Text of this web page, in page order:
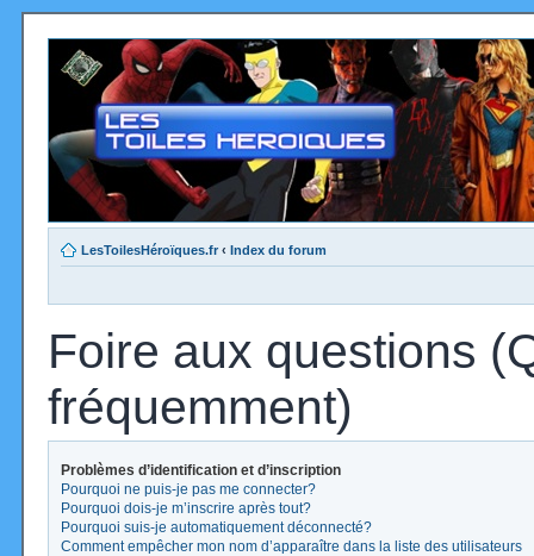
LesToilesHéroïques.fr ‹ Index du forum
Foire aux questions
fréquemment)
Problèmes d’identification et d’inscription
Pourquoi ne puis-je pas me connecter?
Pourquoi dois-je m’inscrire après tout?
Pourquoi suis-je automatiquement déconnecté?
Comment empêcher mon nom d’apparaître dans la liste des utilisateurs